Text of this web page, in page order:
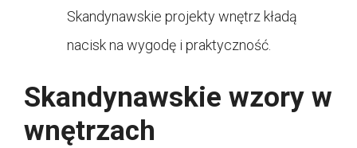
Skandynawskie projekty wnętrz kładą
nacisk na wygodę i praktyczność.
Skandynawskie wzory w
wnętrzach